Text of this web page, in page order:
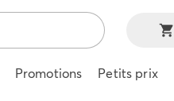
Promotions Petits prix